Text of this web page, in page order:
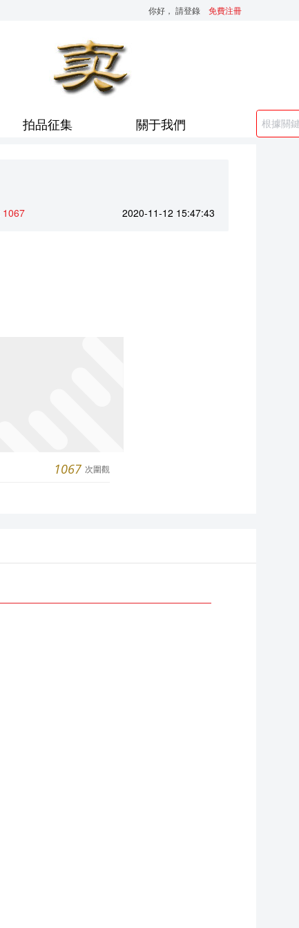
你好， 請登錄 免費注冊
拍品征集 關于我們
1067 2020-11-12 15:47:43
1067 次圍觀